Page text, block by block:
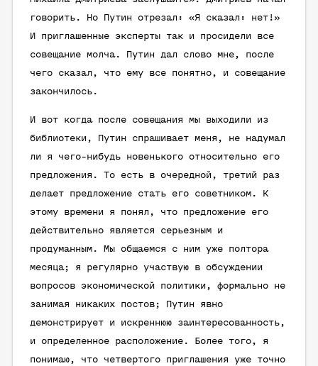
говорить. Но Путин отрезал: «Я сказал: нет!»
И приглашенные эксперты так и просидели все
совещание молча. Путин дал слово мне, после
чего сказал, что ему все понятно, и совещание
закончилось.
И вот когда после совещания мы выходили из
библиотеки, Путин спрашивает меня, не надумал
ли я чего-нибудь новенького относительно его
предложения. То есть в очередной, третий раз
делает предложение стать его советником. К
этому времени я понял, что предложение его
действительно является серьезным и
продуманным. Мы общаемся с ним уже полтора
месяца; я регулярно участвую в обсуждении
вопросов экономической политики, формально не
занимая никаких постов; Путин явно
демонстрирует и искреннюю заинтересованность,
и определенное расположение. Более того, я
понимаю, что четвертого приглашения уже точно